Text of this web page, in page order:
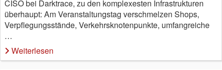
CISO bei Darktrace, zu den komplexesten Infrastrukturen
überhaupt: Am Veranstaltungstag verschmelzen Shops,
Verpflegungsstände, Verkehrsknotenpunkte, umfangreiche
…
Weiterlesen